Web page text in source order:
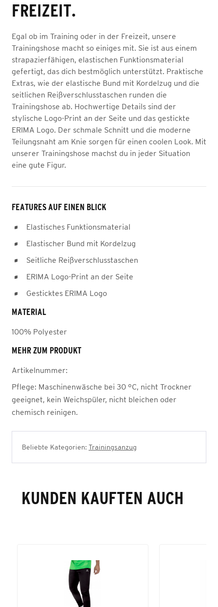
FREIZEIT.
Egal ob im Training oder in der Freizeit, unsere
Trainingshose macht so einiges mit. Sie ist aus einem
strapazierfähigen, elastischen Funktionsmaterial
gefertigt, das dich bestmöglich unterstützt. Praktische
Extras, wie der elastische Bund mit Kordelzug und die
seitlichen Reißverschlusstaschen runden die
Trainingshose ab. Hochwertige Details sind der
stylische Logo-Print an der Seite und das gestickte
ERIMA Logo. Der schmale Schnitt und die moderne
Teilungsnaht am Knie sorgen für einen coolen Look. Mit
unserer Trainingshose machst du in jeder Situation
eine gute Figur.
FEATURES AUF EINEN BLICK
Elastisches Funktionsmaterial
Elastischer Bund mit Kordelzug
Seitliche Reißverschlusstaschen
ERIMA Logo-Print an der Seite
Gesticktes ERIMA Logo
MATERIAL
100% Polyester
MEHR ZUM PRODUKT
Artikelnummer:
Pflege: Maschinenwäsche bei 30 °C, nicht Trockner
geeignet, kein Weichspüler, nicht bleichen oder
chemisch reinigen.
Beliebte Kategorien: Trainingsanzug
KUNDEN KAUFTEN AUCH